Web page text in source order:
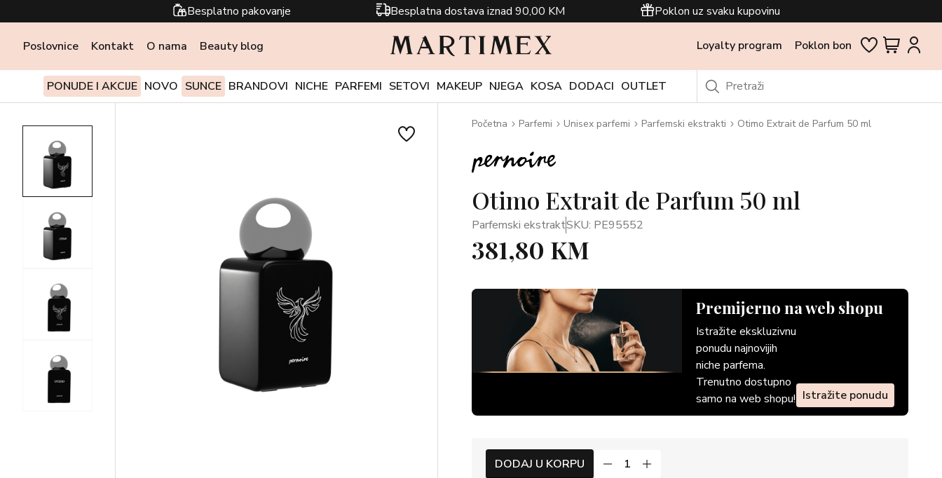
Besplatno pakovanje Besplatna dostava iznad 90,00 KM Poklon uz svaku kupovinu
Poslovnice Kontakt O nama Beauty blog Loyalty program Poklon bon
PONUDE I AKCIJE NOVO SUNCE BRANDOVI NICHE PARFEMI SETOVI MAKEUP NJEGA KOSA DODACI OUTLET
Početna Parfemi Unisex parfemi Parfemski ekstrakti Otimo Extrait de Parfum 50 ml
Otimo Extrait de Parfum 50 ml
Parfemski ekstraktSKU: PE95552
381,80 KM
Premijerno na web shopu
Istražite ekskluzivnu
ponudu najnovijih
niche parfema.
Trenutno dostupno
samo na web shopu! Istražite ponudu
DODAJ U KORPU